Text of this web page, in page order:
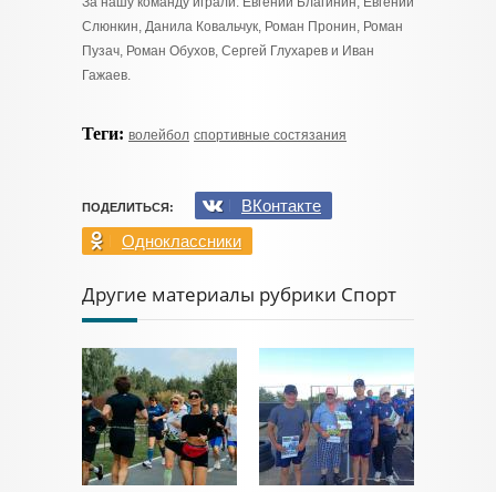
Слюнкин, Данила Ковальчук, Роман Пронин, Роман
Пузач, Роман Обухов, Сергей Глухарев и Иван
Гажаев.
Теги: волейбол спортивные состязания
ПОДЕЛИТЬСЯ:
ВКонтакте
Одноклассники
Другие материалы рубрики Спорт